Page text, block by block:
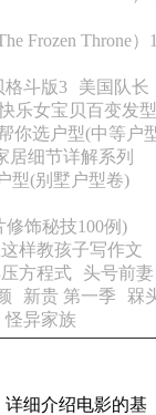
Frozen Throne）
格斗版3
美国队长
乐女宝贝百变发型
你选户型(中等户
居细节详解系列
型(别墅户型卷)
修饰秘技100例)
样教孩子写作文
方程式
头号前妻
新贵 第一季
槑
怪异家族
细介绍电影的基